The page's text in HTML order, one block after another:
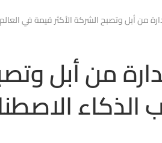
من أبل وتصبح الشركة الأكثر قيمة في
من أبل
الذكاء